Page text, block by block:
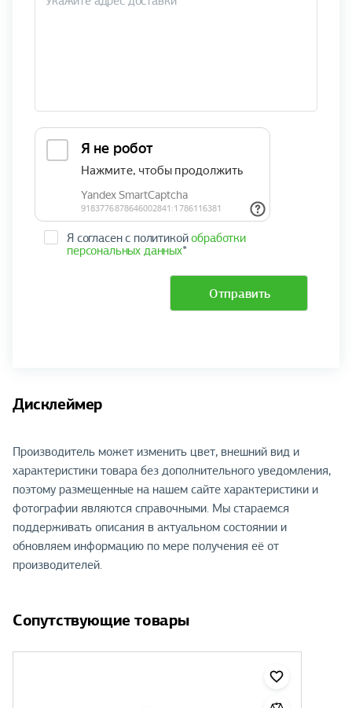
Я согласен с политикойобработки
персональных данных*
Отправить
Дисклеймер
Производитель может изменить цвет, внешний вид и
характеристики товара без дополнительного уведомления,
поэтому размещенные на нашем сайте характеристики и
фотографии являются справочными. Мы стараемся
поддерживать описания в актуальном состоянии и
обновляем информацию по мере получения её от
производителей.
Сопутствующие товары